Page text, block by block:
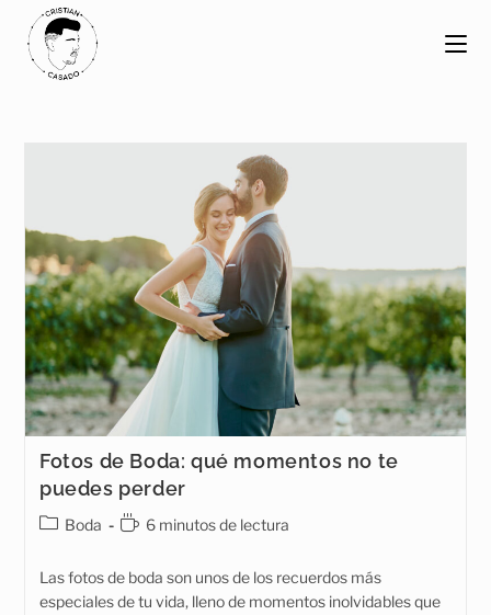
Saltar
contenido
Fotos de Boda: qué momentos no te
puedes perder
Categoría
la
entrada:
Boda
Tiempo
lectura:
6 minutos de lectura
Las fotos de boda son unos de los recuerdos más
especiales de tu vida, lleno de momentos inolvidables que